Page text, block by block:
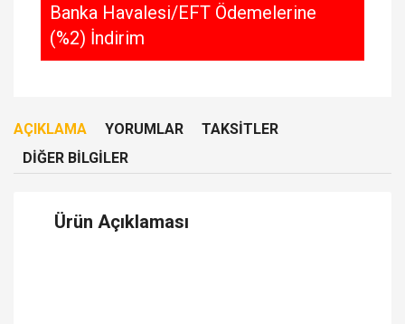
Banka Havalesi/EFT Ödemelerine
(%2) İndirim
AÇIKLAMA YORUMLAR
TAKSITLER
DIĞER BILGILER
Ürün Açıklaması